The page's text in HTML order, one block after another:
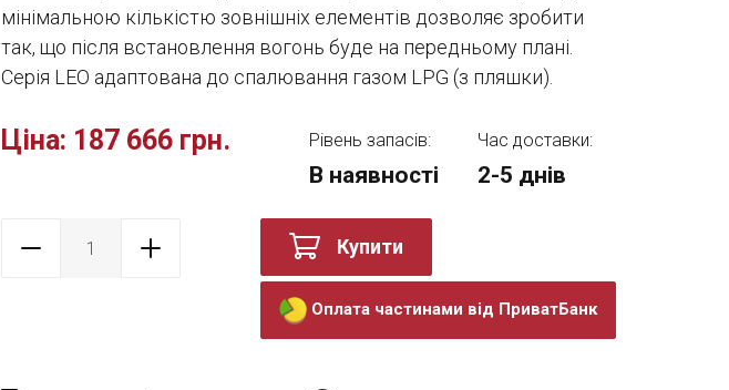
мінімальною кількістю зовнішніх елементів дозволяє зробити
так, що після встановлення вогонь буде на передньому плані.
Серія LEО адаптована до спалювання газом LPG (з пляшки).
Ціна: 187 666 грн. Рівень запасів:
В наявності
Час доставки:
2-5 днів
Купити
Оплата частинами від ПриватБанк